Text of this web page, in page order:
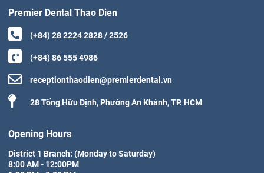
Premier Dental Thao Dien
(+84) 28 2224 2828 / 2526
(+84) 86 555 4986
receptionthaodien@premierdental.vn
28 Tống Hữu Định, Phường An Khánh, TP. HCM
Opening Hours
District 1 Branch: (Monday to Saturday)
8:00 AM - 12:00PM